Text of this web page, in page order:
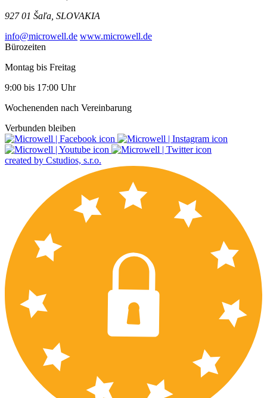
927 01 Šaľa, SLOVAKIA
info@microwell.de www.microwell.de
Bürozeiten
Montag bis Freitag
9:00 bis 17:00 Uhr
Wochenenden nach Vereinbarung
Verbunden bleiben
created by Cstudios, s.r.o.